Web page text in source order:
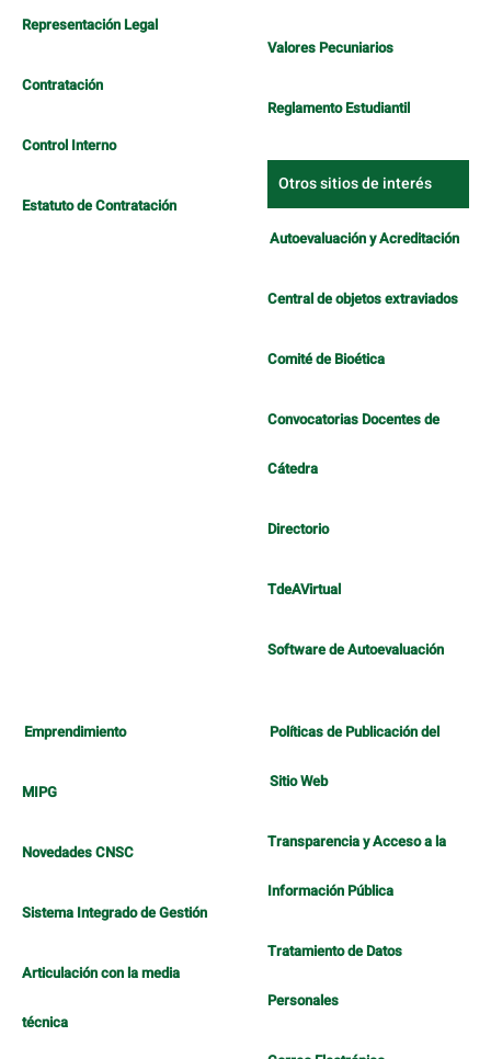
Representación Legal
Contratación
Control Interno
Estatuto de Contratación
Valores Pecuniarios
Reglamento Estudiantil
Otros sitios de interés
Autoevaluación y Acreditación
Central de objetos extraviados
Comité de Bioética
Convocatorias Docentes de
Cátedra
Directorio
TdeAVirtual
Software de Autoevaluación
Emprendimiento
MIPG
Novedades CNSC
Sistema Integrado de Gestión
Articulación con la media
técnica
Políticas de Publicación del
Sitio Web
Transparencia y Acceso a la
Información Pública
Tratamiento de Datos
Personales